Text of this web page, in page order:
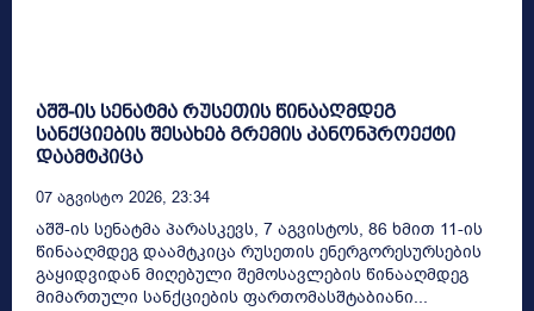
აშშ-ის სენატმა რუსეთის წინააღმდეგ
სანქციების შესახებ გრემის კანონპროექტი
დაამტკიცა
07 Აგვისტო 2026, 23:34
აშშ-ის სენატმა პარასკევს, 7 აგვისტოს, 86 ხმით 11-ის
წინააღმდეგ დაამტკიცა რუსეთის ენერგორესურსების
გაყიდვიდან მიღებული შემოსავლების წინააღმდეგ
მიმართული სანქციების ფართომასშტაბიანი...